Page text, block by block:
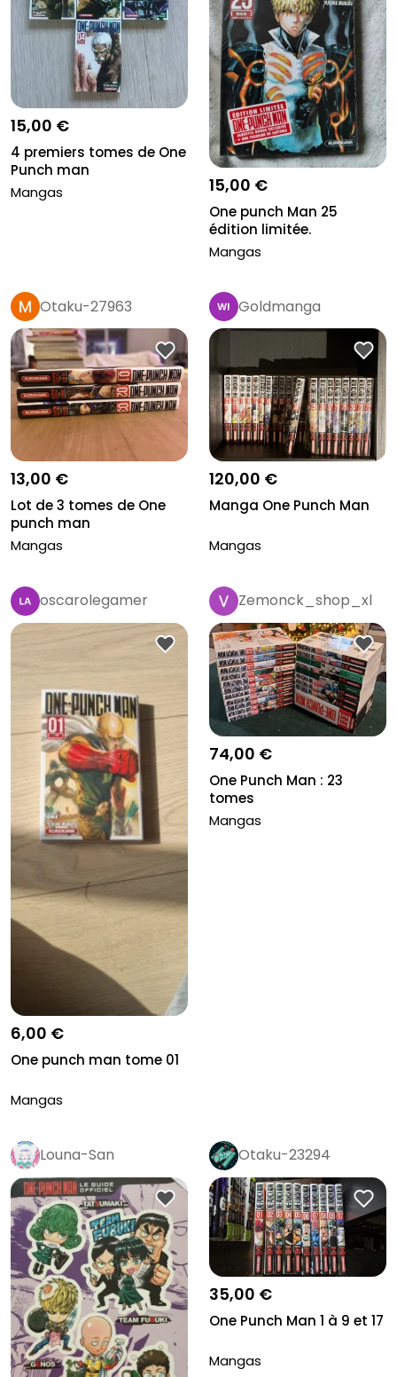
15,00 €
4 premiers tomes de One
Punch man
Mangas
15,00 €
One punch Man 25
édition limitée.
Mangas
Otaku-27963
13,00 €
Lot de 3 tomes de One
punch man
Mangas
Goldmanga
120,00 €
Manga One Punch Man
Mangas
oscarolegamer
6,00 €
One punch man tome 01
Mangas
Zemonck_shop_xl
74,00 €
One Punch Man : 23
tomes
Mangas
Louna-San Otaku-23294
35,00 €
One Punch Man 1 à 9 et 17
Mangas